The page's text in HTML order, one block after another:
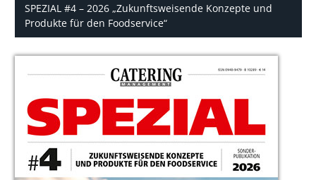
SPEZIAL #4 – 2026 „Zukunftsweisende Konzepte und
Produkte für den Foodservice“